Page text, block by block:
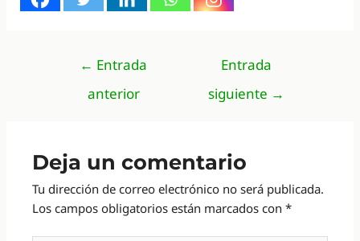
Navegación
entradas
← Entrada
anterior
Entrada
siguiente →
Deja un comentario
Tu dirección de correo electrónico no será publicada.
Los campos obligatorios están marcados con*